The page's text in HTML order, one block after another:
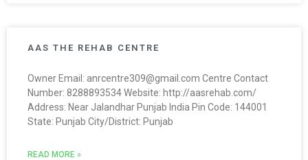
AAS THE REHAB CENTRE
Owner Email: anrcentre309@gmail.com Centre Contact
Number: 8288893534 Website: http://aasrehab.com/
Address: Near Jalandhar Punjab India Pin Code: 144001
State: Punjab City/District: Punjab
READ MORE »